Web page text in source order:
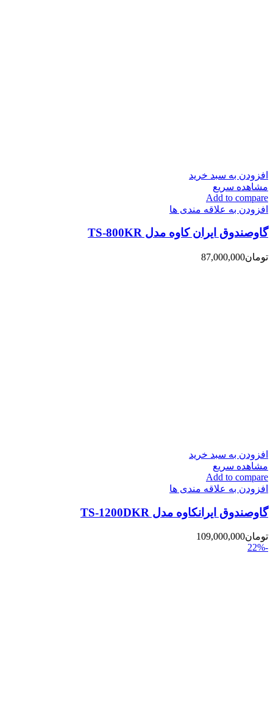
افزودن به سبد خرید
مشاهده سریع
Add to compare
افزودن به علاقه مندی ها
گاوصندوق ایران کاوه مدل TS-800KR
تومان87,000,000
افزودن به سبد خرید
مشاهده سریع
Add to compare
افزودن به علاقه مندی ها
گاوصندوق ایرانکاوه مدل TS-1200DKR
تومان109,000,000
-22%